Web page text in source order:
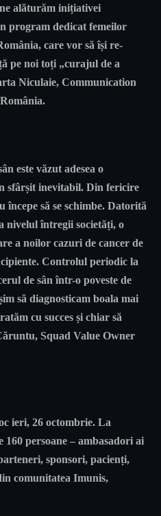
alăturăm inițiativei
program dedicat femeilor
care vor să își re-
pe noi toți „curajul de a
Niculaie, Communication
este văzut adesea o
sfârșit inevitabil. Din fericire
să se schimbe. Datorită
nivelul întregii societăți, o
a noilor cazuri de cancer de
Controlul periodic la
de sân într-o poveste de
să diagnosticam boala mai
cu succes și chiar să
, Squad Value Owner
ieri, 26 octombrie. La
persoane – ambasadori ai
sponsori, pacienți,
comunitatea Imunis,